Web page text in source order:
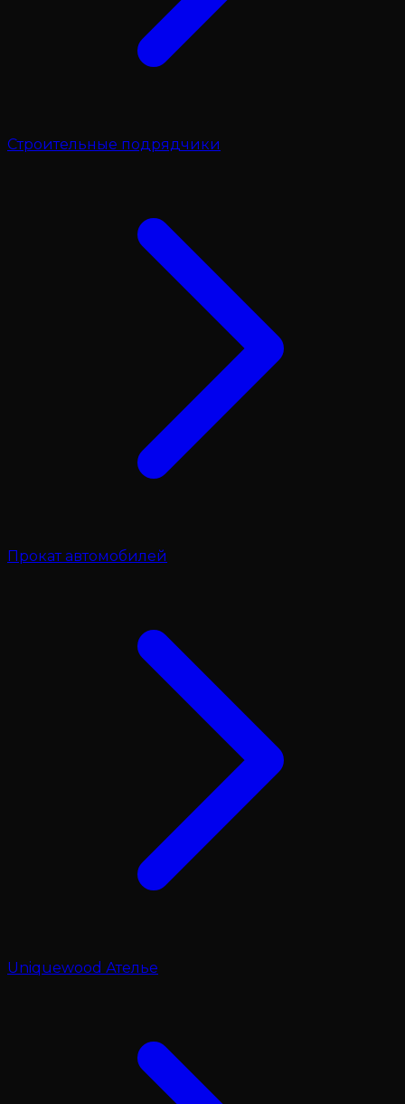
Строительные подрядчики
Прокат автомобилей
Uniquewood Ателье